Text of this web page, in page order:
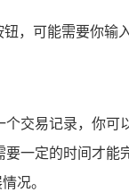
，可能需要你输
交易记录，你可
要一定的时间才
况。